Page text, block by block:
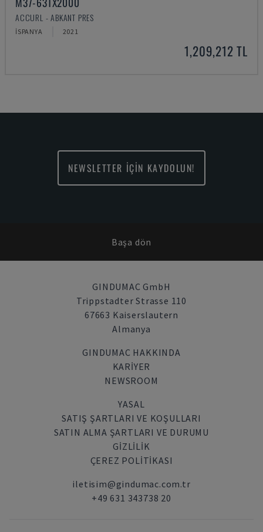
ACCURL - ABKANT PRES
İSPANYA 2021
1,209,212 TL
NEWSLETTER İÇİN KAYDOLUN!
Başa dön
GINDUMAC GmbH
Trippstadter Strasse 110
67663 Kaiserslautern
Almanya
GINDUMAC HAKKINDA
KARIYER
NEWSROOM
YASAL
SATIŞ ŞARTLARI VE KOŞULLARI
SATIN ALMA ŞARTLARI VE DURUMU
GİZLİLİK
ÇEREZ POLITIKASI
iletisim@gindumac.com.tr
+49 631 343738 20